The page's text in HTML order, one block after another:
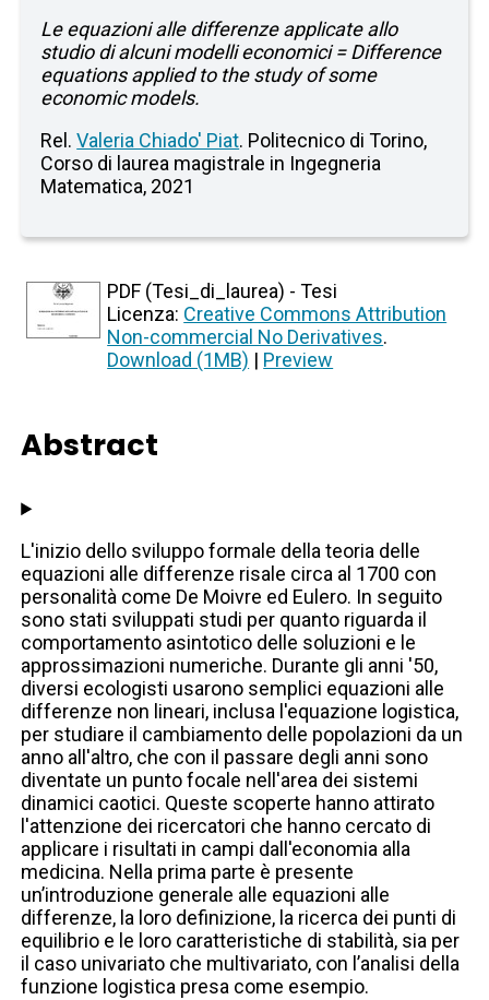
Le equazioni alle differenze applicate allo
studio di alcuni modelli economici = Difference
equations applied to the study of some
economic models.
Rel.Valeria Chiado' Piat. Politecnico di Torino,
Corso di laurea magistrale in Ingegneria
Matematica, 2021
PDF (Tesi_di_laurea) - Tesi
Licenza: Creative Commons Attribution
Non-commercial No Derivatives.
Download (1MB) | Preview
Abstract
L'inizio dello sviluppo formale della teoria delle
equazioni alle differenze risale circa al 1700 con
personalità come De Moivre ed Eulero. In seguito
sono stati sviluppati studi per quanto riguarda il
comportamento asintotico delle soluzioni e le
approssimazioni numeriche. Durante gli anni '50,
diversi ecologisti usarono semplici equazioni alle
differenze non lineari, inclusa l'equazione logistica,
per studiare il cambiamento delle popolazioni da un
anno all'altro, che con il passare degli anni sono
diventate un punto focale nell'area dei sistemi
dinamici caotici. Queste scoperte hanno attirato
l'attenzione dei ricercatori che hanno cercato di
applicare i risultati in campi dall'economia alla
medicina. Nella prima parte è presente
un’introduzione generale alle equazioni alle
differenze, la loro definizione, la ricerca dei punti di
equilibrio e le loro caratteristiche di stabilità, sia per
il caso univariato che multivariato, con l’analisi della
funzione logistica presa come esempio.